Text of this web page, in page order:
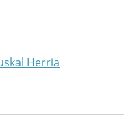
Herria